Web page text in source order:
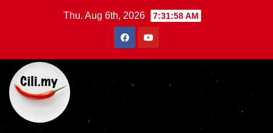
Thu. Aug 6th, 2026 7:31:59 AM